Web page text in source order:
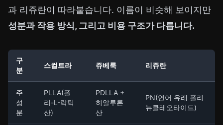
과 리쥬란이 따라붙습니다. 이름이 비슷해 보이지만
성분과 작용 방식, 그리고 비용 구조가 다릅니다.
구
분
스컬트라 쥬베룩 리쥬란
주
성
분
PLLA(폴
리-L-락틱
산)
PDLLA +
히알루론
산
PN(연어 유래 폴리
뉴클레오타이드)